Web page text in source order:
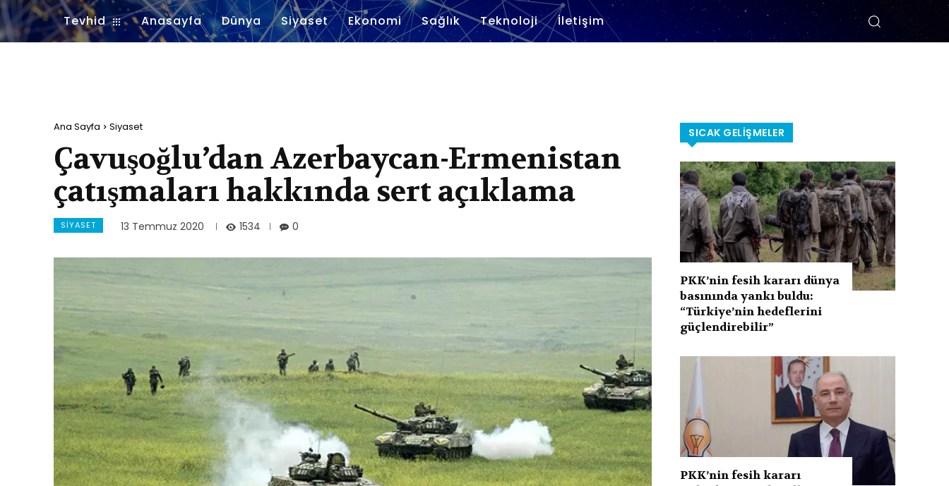
Tevhid Anasayfa Dünya Siyaset Ekonomi Sağlık Teknoloji İletişim
Ana Sayfa Siyaset
Çavuşoğlu’dan Azerbaycan-Ermenistan
çatışmaları hakkında sert açıklama
SIYASET 13 Temmuz 2020 1534 0
SICAK GELIŞMELER
PKK’nin fesih kararı dünya
basınında yankı buldu:
“Türkiye’nin hedeflerini
güçlendirebilir”
PKK’nin fesih kararı